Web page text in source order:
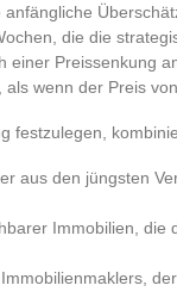
die die
einer Preissenkung
wenn der Preis
festzulegen,
aus den jüngsten
Immobilien,